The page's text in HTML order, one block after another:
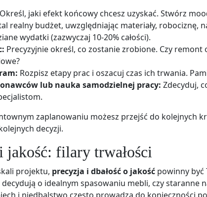
Określ, jaki efekt końcowy chcesz uzyskać. Stwórz
realny budżet, uwzględniając materiały, robociznę,
wydatki (zazwyczaj 10-20% całości).
Precyzyjnie określ, co zostanie zrobione. Czy
Rozpisz etapy prac i oszacuj czas ich trwania.
lub nauka samodzielnej pracy: Zdecyduj,
zaplanowaniu możesz przejść do kolejnych
decyzji.
jakość: filary trwałości
projektu, precyzja i dbałość o jakość powinny być
o idealnym spasowaniu mebli, czy staranne